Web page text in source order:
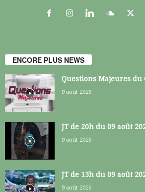
ENCORE PLUS NEWS
Questions Majeures du
9 août 2026
JT de 20h du 09 août
9 août 2026
JT de 13h du 09 août
9 août 2026